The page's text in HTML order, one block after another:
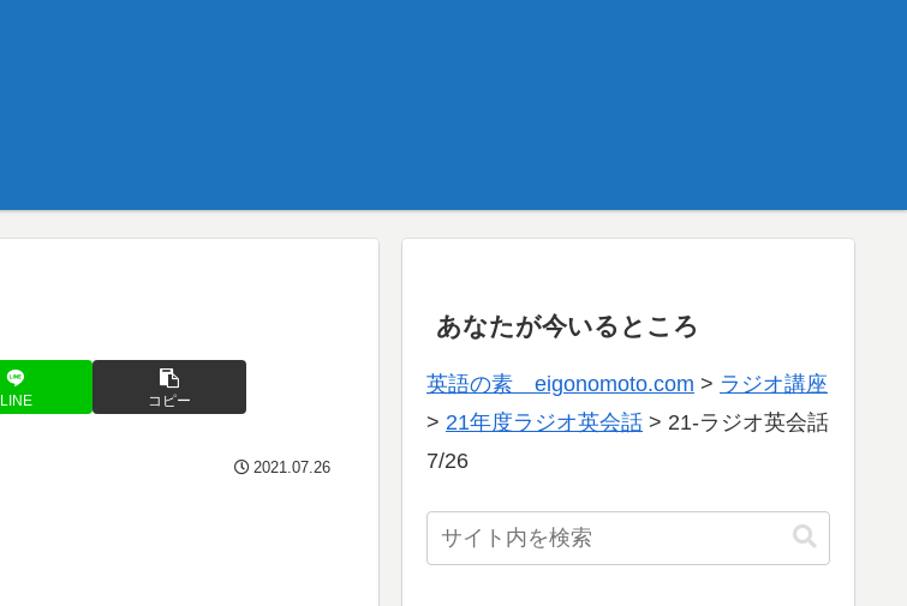
LINE コピー
2021.07.26
あなたが今いるところ
英語の素 eigonomoto.com > ラジオ講座
> 21年度ラジオ英会話 > 21-ラジオ英会話
7/26